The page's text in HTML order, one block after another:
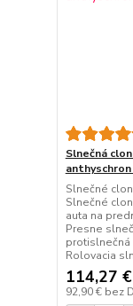
Slnečná
Slnečné
Slnečné
auta na
Presne
protislnečná
Rolovacia
114,27 €
92,90 € bez